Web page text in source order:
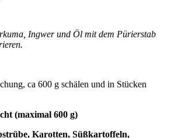
Ingwer und Öl mit dem Pürierstab
ca 600 g schälen und in Stücken
(maximal 600 g)
Karotten, Süßkartoffeln,